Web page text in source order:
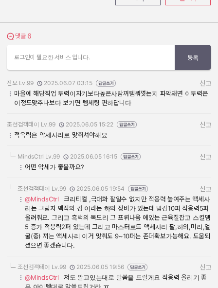
댓글 보기
댓글 6
로그인이 필요한 서비스 입니다. 등록
작성자:
잔묘 Lv.99
작성일:
2025.06.07 03:15
신고
마을에 해당직업 투력이자기보다높은사람꺼템뭐꼇는지 파악돼면 이투력은
이정도맞추나보다 보기면 템세팅 편하답니다
작성자:
조선검객태이 Lv.99
작성일:
2025.06.05 15:22
신고
적윽력은 악세사리로 맞춰셔야해요
작성자:
MindsCtrl Lv.99
작성일:
2025.06.05 16:15
신고
어떤 악세가 좋을까요?
작성자:
조선검객태이 Lv.99
작성일:
2025.06.05 19:54
신고
@MindsCtrl
크리티컬 ,극대화 잘알수 없지만 적응력 높여주는 액세사
리는 그림자 백작의 검 이라는 하의 장비가 있는데 뎀감10퍼 적응력5퍼
올려줘요. 그리고 흑백의 목도리 그 프뤼나움 에있는 근육질잡고 스킬뎀
5 증가 적응력2퍼 있는데 그리고 마스터로드 액세사리 팔,하의,머리,얼
굴(중) 끼는 액세사리 이거 맞춰도 9~10퍼는 존더확보가능해요. 도움되
셨으면 좋겠습니다.
작성자:
조선검객태이 Lv.99
작성일:
2025.06.05 19:56
신고
@MindsCtrl
저도 알고있는대로 말씀을 드릴게요 적응력 올리기 좋